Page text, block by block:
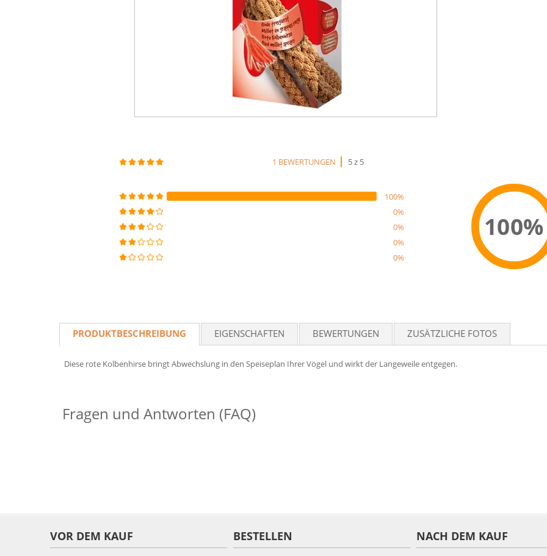
1 BEWERTUNGEN 5 z 5
100%
0%
0%
0%
0%
100%
PRODUKTBESCHREIBUNG EIGENSCHAFTEN BEWERTUNGEN ZUSÄTZLICHE FOTOS
Diese rote Kolbenhirse bringt Abwechslung in den Speiseplan Ihrer Vögel und wirkt der Langeweile entgegen.
Fragen und Antworten (FAQ)
VOR DEM KAUF BESTELLEN NACH DEM KAUF